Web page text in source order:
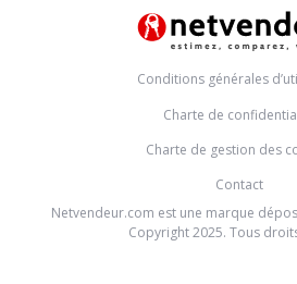
Conditions générales
Charte de
Charte de gestion des
Contact
Netvendeur.com est une marque
Copyright 2025. Tous